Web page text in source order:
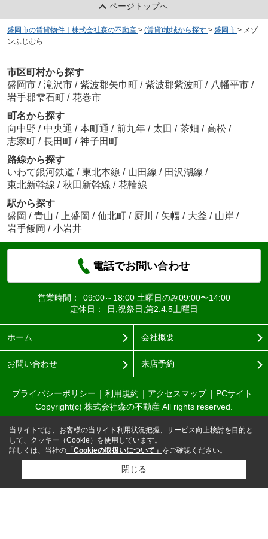
ページトップへ
盛岡市の賃貸物件｜株式会社森の不動産 > (賃貸)地域から探す > 盛岡市 > メゾ
ンふじむら
市区町村から探す
盛岡市 / 滝沢市 / 紫波郡矢巾町 / 紫波郡紫波町 / 八幡平市 /
岩手郡雫石町 / 花巻市
町名から探す
向中野 / 中央通 / 本町通 / 前九年 / 太田 / 茶畑 / 高松 /
志家町 / 長田町 / 神子田町
路線から探す
いわて銀河鉄道 / 東北本線 / 山田線 / 田沢湖線 /
東北新幹線 / 秋田新幹線 / 花輪線
駅から探す
盛岡 / 青山 / 上盛岡 / 仙北町 / 厨川 / 矢幅 / 大釜 / 山岸 /
岩手飯岡 / 小岩井
電話でお問い合わせ
営業時間：
09:00～18:00 土曜日のみ09:00〜14:00
定休日：
日,祝祭日,第2.4.5土曜日
ホーム 会社概要
お問い合わせ 来店予約
プライバシーポリシー 利用規約 アクセスマップ
PCサイト
Copyright(c) 株式会社森の不動産 All rights reserved.
当サイトでは、お客様の当サイト利用状況把握、サービス向上検討を目的と
して、クッキー（Cookie）を使用しています。
詳しくは、当社の 「Cookieの取扱いについて」 をご確認ください。
閉じる